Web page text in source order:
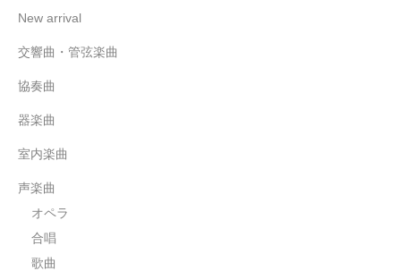
New arrival
交響曲・管弦楽曲
協奏曲
器楽曲
室内楽曲
声楽曲
オペラ
合唱
歌曲